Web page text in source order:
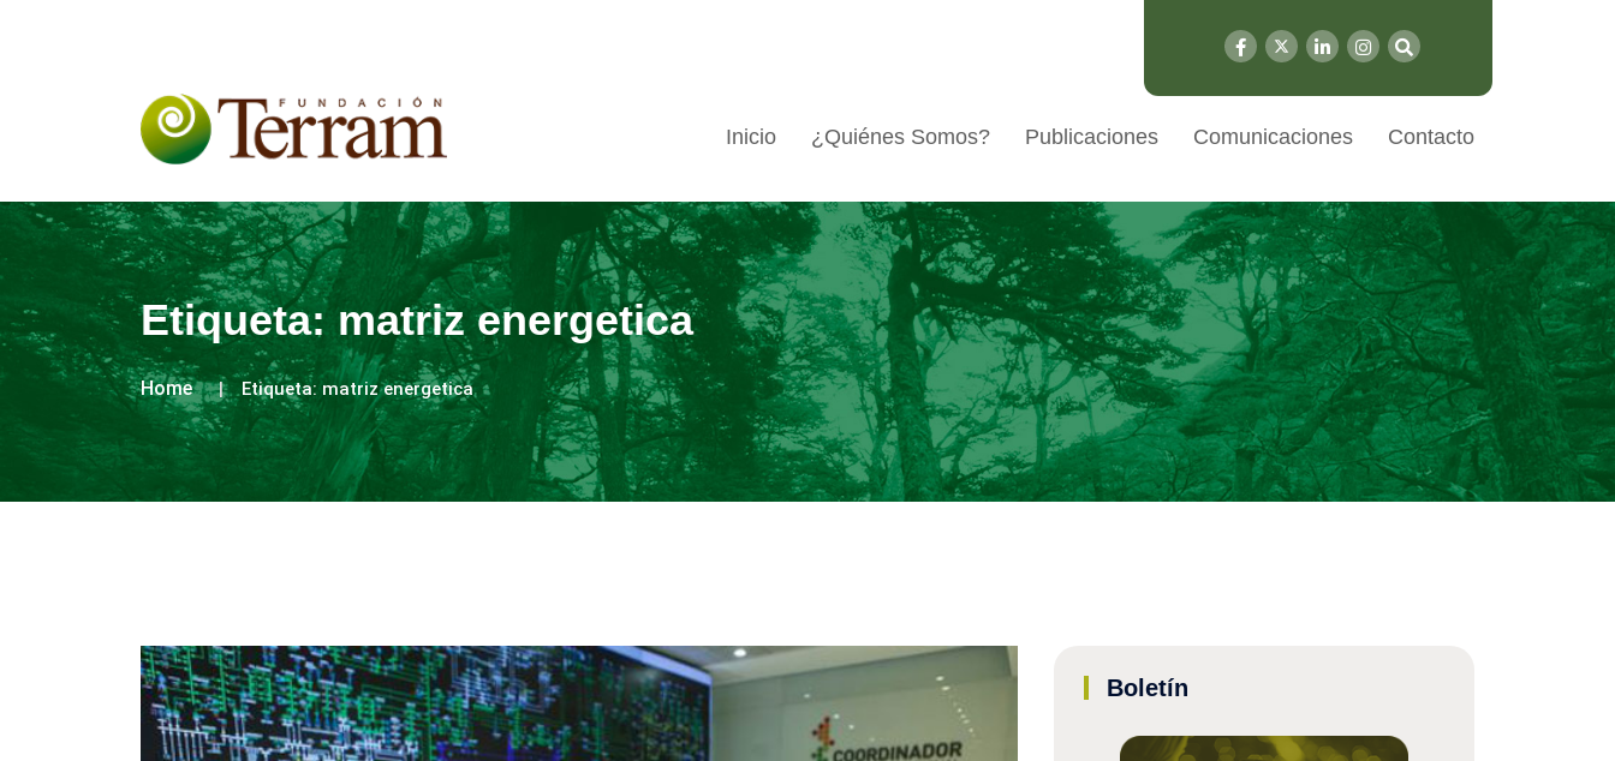
Inicio ¿Quiénes Somos? Publicaciones Comunicaciones Contacto
Etiqueta:matriz energetica
Home Etiqueta:matriz energetica
Boletín